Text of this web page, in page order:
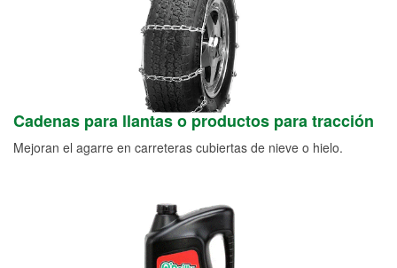
Cadenas para llantas o productos para tracción
Mejoran el agarre en carreteras cubiertas de nieve o hielo.